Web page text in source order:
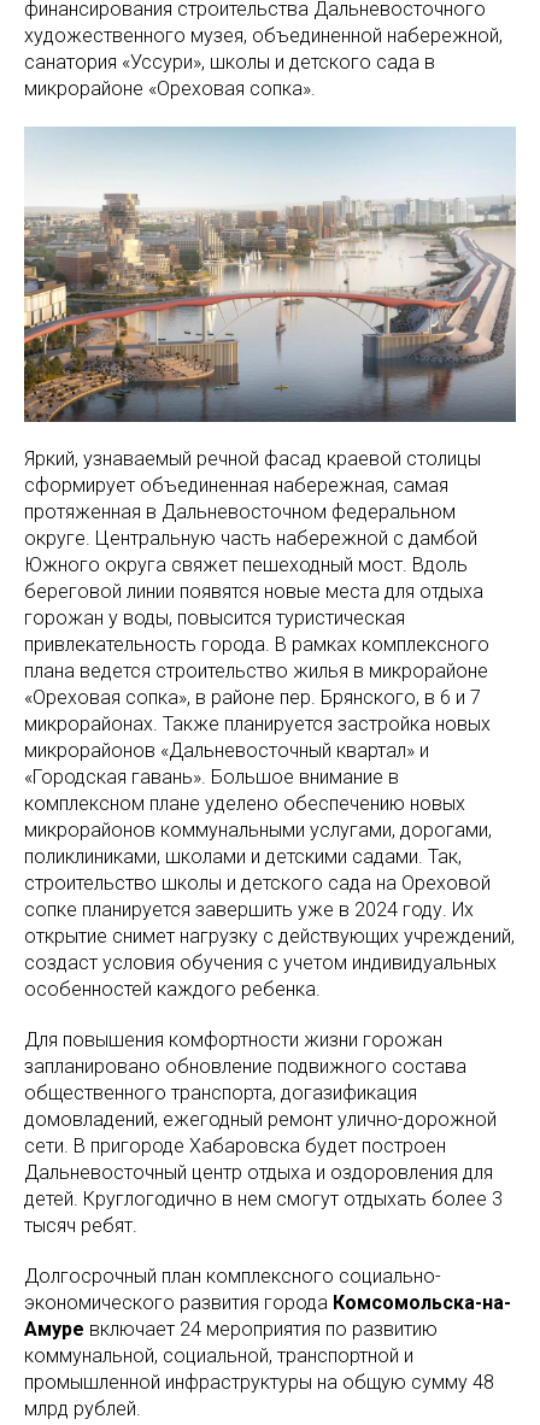
финансирования строительства Дальневосточного
художественного музея, объединенной набережной,
санатория «Уссури», школы и детского сада в
микрорайоне «Ореховая сопка».
Яркий, узнаваемый речной фасад краевой столицы
сформирует объединенная набережная, самая
протяженная в Дальневосточном федеральном
округе. Центральную часть набережной с дамбой
Южного округа свяжет пешеходный мост. Вдоль
береговой линии появятся новые места для отдыха
горожан у воды, повысится туристическая
привлекательность города. В рамках комплексного
плана ведется строительство жилья в микрорайоне
«Ореховая сопка», в районе пер. Брянского, в 6 и 7
микрорайонах. Также планируется застройка новых
микрорайонов «Дальневосточный квартал» и
«Городская гавань». Большое внимание в
комплексном плане уделено обеспечению новых
микрорайонов коммунальными услугами, дорогами,
поликлиниками, школами и детскими садами. Так,
строительство школы и детского сада на Ореховой
сопке планируется завершить уже в 2024 году. Их
открытие снимет нагрузку с действующих учреждений,
создаст условия обучения с учетом индивидуальных
особенностей каждого ребенка.
Для повышения комфортности жизни горожан
запланировано обновление подвижного состава
общественного транспорта, догазификация
домовладений, ежегодный ремонт улично-дорожной
сети. В пригороде Хабаровска будет построен
Дальневосточный центр отдыха и оздоровления для
детей. Круглогодично в нем смогут отдыхать более 3
тысяч ребят.
Долгосрочный план комплексного социально-
экономического развития города Комсомольска-на-
Амуре включает 24 мероприятия по развитию
коммунальной, социальной, транспортной и
промышленной инфраструктуры на общую сумму 48
млрд рублей.